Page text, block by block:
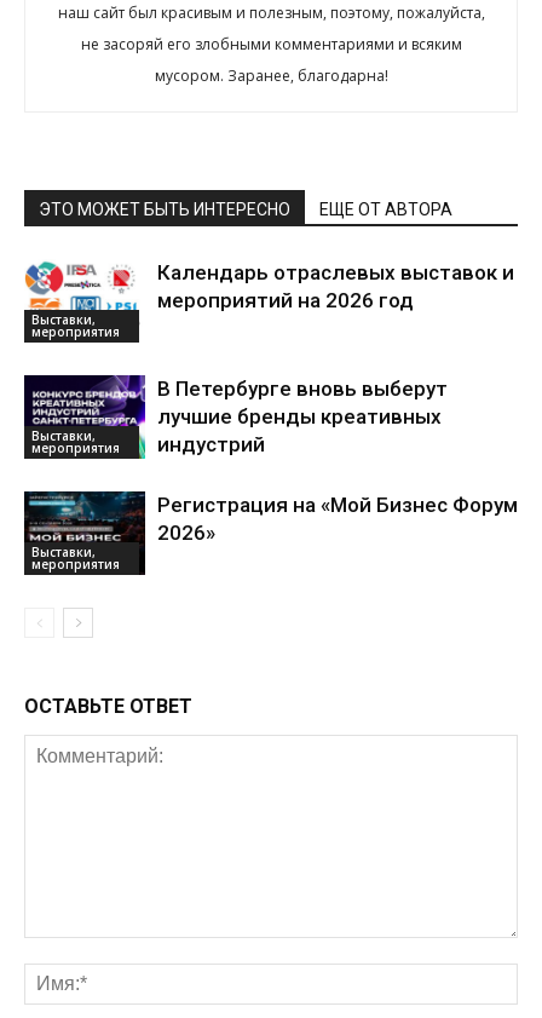
наш сайт был красивым и полезным, поэтому, пожалуйста,
не засоряй его злобными комментариями и всяким
мусором. Заранее, благодарна!
ЭТО МОЖЕТ БЫТЬ ИНТЕРЕСНО ЕЩЕ ОТ АВТОРА
Выставки,
мероприятия
Календарь отраслевых выставок и
мероприятий на 2026 год
Выставки,
мероприятия
В Петербурге вновь выберут
лучшие бренды креативных
индустрий
Выставки,
мероприятия
Регистрация на «Мой Бизнес Форум
2026»
ОСТАВЬТЕ ОТВЕТ